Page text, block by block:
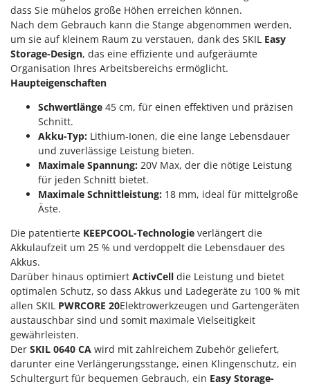
Luftentfeuchter
Luftkühler
M
Mähroboter
Maisentkörnungsmaschinen
Manuelle Heckenscheren
Mehrzweck-Sauggeräte
Minibacköfen
Motorhacken - Gartenfräsen
Motorspritzen
N
Notstromaggregat
Nudelmaschinen
O
Obstmühlen Obsthäcksler Obstmuser
Obstpressen
Olivenernter und Schüttler
Eurosystems
F
FAC
Fama Industrie
Famag
Famur
FARMER
FBC
Ferrari Group
Ferroni
Ferrua
FIAC
FIEM
Fimar
FINI
Fiorentini
Fiskars
Flymo
Fontana Forni
dass Sie mühelos große Höhen erreichen können.
Nach dem Gebrauch kann die Stange abgenommen werden,
um sie auf kleinem Raum zu verstauen, dank des SKIL Easy
Storage-Design, das eine effiziente und aufgeräumte
Organisation Ihres Arbeitsbereichs ermöglicht.
Haupteigenschaften
Schwertlänge 45 cm, für einen effektiven und präzisen
Schnitt.
Akku-Typ: Lithium-Ionen, die eine lange Lebensdauer
und zuverlässige Leistung bieten.
Maximale Spannung: 20V Max, der die nötige Leistung
für jeden Schnitt bietet.
Maximale Schnittleistung: 18 mm, ideal für mittelgroße
Äste.
Die patentierte KEEPCOOL-Technologie verlängert die
Akkulaufzeit um 25 % und verdoppelt die Lebensdauer des
Akkus.
Darüber hinaus optimiert ActivCell die Leistung und bietet
optimalen Schutz, so dass Akkus und Ladegeräte zu 100 % mit
allen SKIL PWRCORE 20Elektrowerkzeugen und Gartengeräten
austauschbar sind und somit maximale Vielseitigkeit
gewährleisten.
Der SKIL 0640 CA wird mit zahlreichem Zubehör geliefert,
darunter eine Verlängerungsstange, einen Klingenschutz, ein
Schultergurt für bequemen Gebrauch, ein Easy Storage-